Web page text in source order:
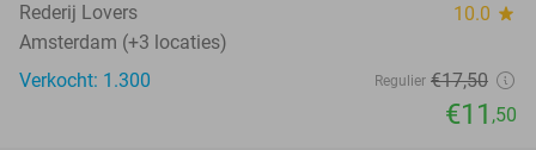
Rederij Lovers 10.0 star
Amsterdam (+3 locaties)
Verkocht: 1.300
Regulier €17,50
€11 ,50